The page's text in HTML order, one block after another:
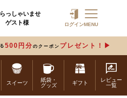
っしゃいませ
ゲスト様
ログインMENU
500円分 のクーポン プレゼント！
スイーツ
紙袋・
グッズ
ギフト
レビュー
一覧